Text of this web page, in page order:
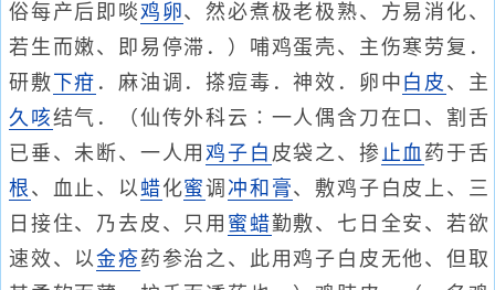
俗每产后即啖鸡卵、然必煮极老极熟、方易消化、
若生而嫩、即易停滞．）哺鸡蛋壳、主伤寒劳复．
研敷 下疳 ．麻油调．搽痘毒．神效．卵中 白皮 、主
久咳结气．（仙传外科云∶一人偶含刀在口、割舌
已垂、未断、一人用鸡子白 皮袋之、掺 止血药于舌
根 、血止、以蜡化蜜调 冲和膏、敷鸡子白皮上、三
日接住、乃去皮、只用 蜜蜡勤敷、七日全安、若欲
速效、以金疮 药参治之、此用鸡子白皮无他、但取